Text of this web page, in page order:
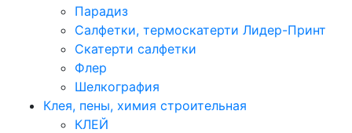
Парадиз
Салфетки, термоскатерти Лидер-Принт
Скатерти салфетки
Флер
Шелкография
Клея, пены, химия строительная
КЛЕЙ